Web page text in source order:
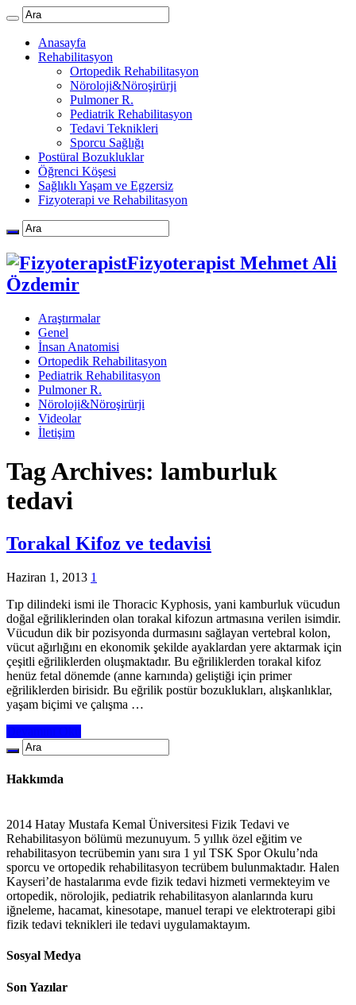
Anasayfa
Rehabilitasyon
Ortopedik Rehabilitasyon
Nöroloji&Nöroşirürji
Pulmoner R.
Pediatrik Rehabilitasyon
Tedavi Teknikleri
Sporcu Sağlığı
Postüral Bozukluklar
Öğrenci Köşesi
Sağlıklı Yaşam ve Egzersiz
Fizyoterapi ve Rehabilitasyon
Fizyoterapist Mehmet Ali
Özdemir
Araştırmalar
Genel
İnsan Anatomisi
Ortopedik Rehabilitasyon
Pediatrik Rehabilitasyon
Pulmoner R.
Nöroloji&Nöroşirürji
Videolar
İletişim
Tag Archives: lamburluk
tedavi
Torakal Kifoz ve tedavisi
Haziran 1, 2013 1
Tıp dilindeki ismi ile Thoracic Kyphosis, yani kamburluk vücudun
doğal eğriliklerinden olan torakal kifozun artmasına verilen isimdir.
Vücudun dik bir pozisyonda durmasını sağlayan vertebral kolon,
vücut ağırlığını en ekonomik şekilde ayaklardan yere aktarmak için
çeşitli eğriliklerden oluşmaktadır. Bu eğriliklerden torakal kifoz
henüz fetal dönemde (anne karnında) geliştiği için primer
eğriliklerden birisidr. Bu eğrilik postür bozuklukları, alışkanlıklar,
yaşam biçimi ve çalışma …
Hakkımda
2014 Hatay Mustafa Kemal Üniversitesi Fizik Tedavi ve
Rehabilitasyon bölümü mezunuyum. 5 yıllık özel eğitim ve
rehabilitasyon tecrübemin yanı sıra 1 yıl TSK Spor Okulu’nda
sporcu ve ortopedik rehabilitasyon tecrübem bulunmaktadır. Halen
Kayseri’de hastalarıma evde fizik tedavi hizmeti vermekteyim ve
ortopedik, nörolojik, pediatrik rehabilitasyon alanlarında kuru
iğneleme, hacamat, kinesotape, manuel terapi ve elektroterapi gibi
fizik tedavi teknikleri ile tedavi uygulamaktayım.
Sosyal Medya
Son Yazılar